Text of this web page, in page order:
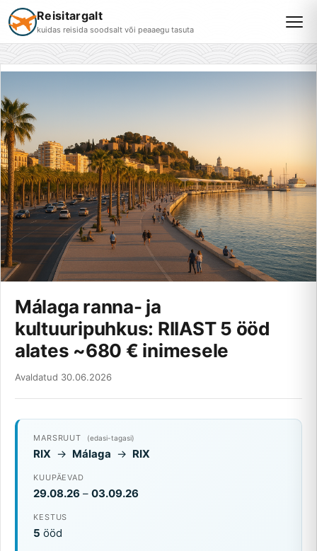
Reisitargalt
kuidas reisida soodsalt või peaaegu tasuta
Málaga ranna- ja
kultuuripuhkus: RIIAST 5 ööd
alates ~680 € inimesele
Avaldatud 30.06.2026
MARSRUUT (edasi-tagasi)
RIX → Málaga → RIX
KUUPÄEVAD
29.08.26 – 03.09.26
KESTUS
5 ööd